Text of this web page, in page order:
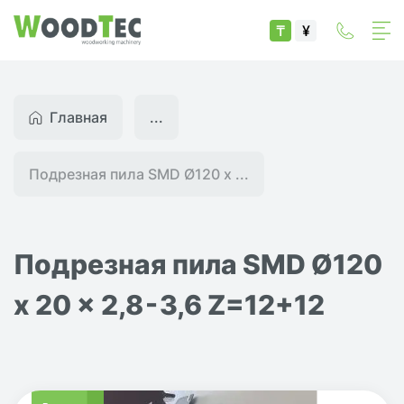
₸ ¥
Главная
Подрезная пила SMD Ø120 x ...
...
Подрезная пила SMD Ø120
x 20 x 2,8 - 3,6 Z=12+12